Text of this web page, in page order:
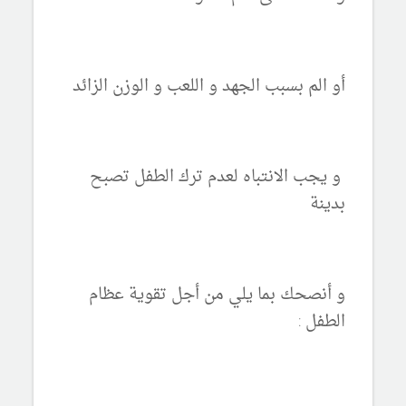
أو الم بسبب الجهد و اللعب و الوزن الزائد
و يجب الانتباه لعدم ترك الطفل تصبح
بدينة
و أنصحك بما يلي من أجل تقوية عظام
الطفل :